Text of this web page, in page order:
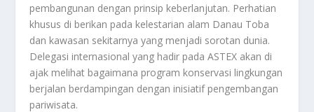
pembangunan dengan prinsip keberlanjutan. Perhatian
khusus di berikan pada kelestarian alam Danau Toba
dan kawasan sekitarnya yang menjadi sorotan dunia.
Delegasi internasional yang hadir pada ASTEX akan di
ajak melihat bagaimana program konservasi lingkungan
berjalan berdampingan dengan inisiatif pengembangan
pariwisata.